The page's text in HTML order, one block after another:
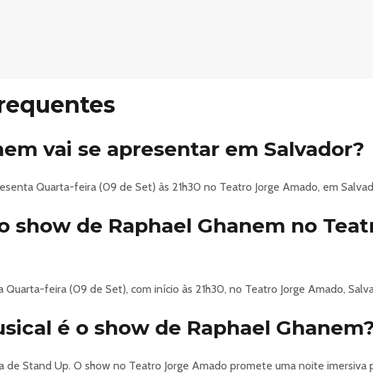
vai se apresentar em Salvador?
Quarta-feira (09 de Set) às 21h30 no Teatro Jorge Amado, em
show de Raphael Ghanem no
feira (09 de Set), com início às 21h30, no Teatro Jorge Amado,
é o show de Raphael
de Stand Up. O show no Teatro Jorge Amado promete uma noite imersiva